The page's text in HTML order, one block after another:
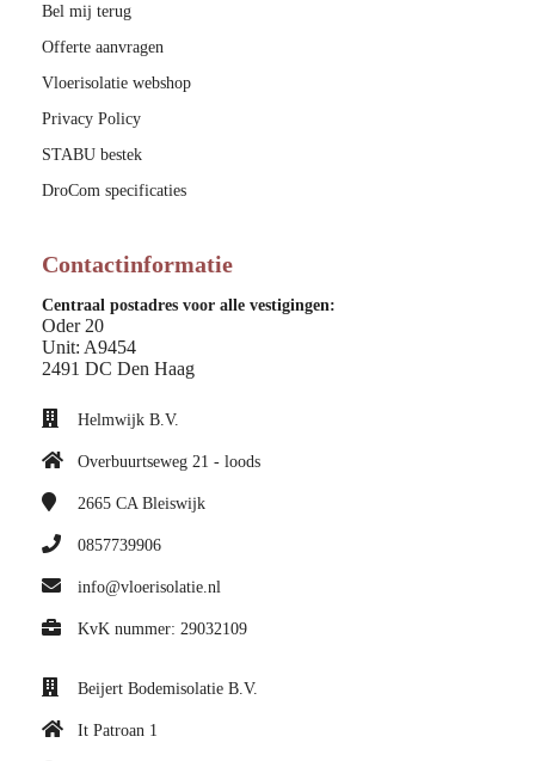
Bel mij terug
Offerte aanvragen
Vloerisolatie webshop
Privacy Policy
STABU bestek
DroCom specificaties
Contactinformatie
Centraal postadres voor alle vestigingen:
Oder 20
Unit: A9454
2491 DC Den Haag
Helmwijk B.V.
Overbuurtseweg 21 - loods
2665 CA Bleiswijk
0857739906
info@vloerisolatie.nl
KvK nummer: 29032109
Beijert Bodemisolatie B.V.
It Patroan 1